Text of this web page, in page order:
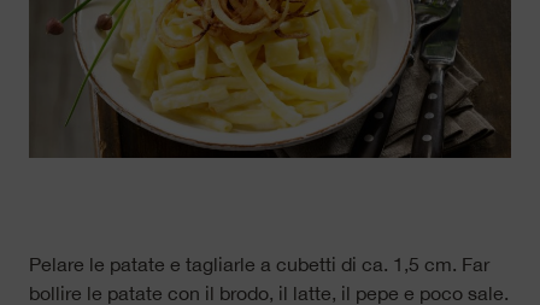
Pelare le patate e tagliarle a cubetti di ca. 1,5 cm. Far
bollire le patate con il brodo, il latte, il pepe e poco sale.